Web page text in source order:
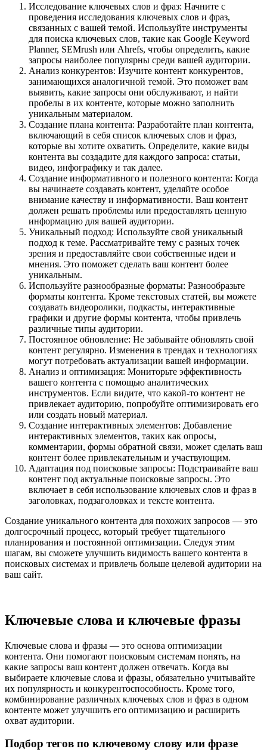
Исследование ключевых слов и фраз: Начните с
проведения исследования ключевых слов и фраз,
связанных с вашей темой. Используйте инструменты
для поиска ключевых слов, такие как Google Keyword
Planner, SEMrush или Ahrefs, чтобы определить, какие
запросы наиболее популярны среди вашей аудитории.
Анализ конкурентов: Изучите контент конкурентов,
занимающихся аналогичной темой. Это поможет вам
выявить, какие запросы они обслуживают, и найти
пробелы в их контенте, которые можно заполнить
уникальным материалом.
Создание плана контента: Разработайте план контента,
включающий в себя список ключевых слов и фраз,
которые вы хотите охватить. Определите, какие виды
контента вы создадите для каждого запроса: статьи,
видео, инфографику и так далее.
Создание информативного и полезного контента: Когда
вы начинаете создавать контент, уделяйте особое
внимание качеству и информативности. Ваш контент
должен решать проблемы или предоставлять ценную
информацию для вашей аудитории.
Уникальный подход: Используйте свой уникальный
подход к теме. Рассматривайте тему с разных точек
зрения и предоставляйте свои собственные идеи и
мнения. Это поможет сделать ваш контент более
уникальным.
Используйте разнообразные форматы: Разнообразьте
форматы контента. Кроме текстовых статей, вы можете
создавать видеоролики, подкасты, интерактивные
графики и другие формы контента, чтобы привлечь
различные типы аудитории.
Постоянное обновление: Не забывайте обновлять свой
контент регулярно. Изменения в трендах и технологиях
могут потребовать актуализации вашей информации.
Анализ и оптимизация: Мониторьте эффективность
вашего контента с помощью аналитических
инструментов. Если видите, что какой-то контент не
привлекает аудиторию, попробуйте оптимизировать его
или создать новый материал.
Создание интерактивных элементов: Добавление
интерактивных элементов, таких как опросы,
комментарии, формы обратной связи, может сделать ваш
контент более привлекательным и участвующим.
Адаптация под поисковые запросы: Подстраивайте ваш
контент под актуальные поисковые запросы. Это
включает в себя использование ключевых слов и фраз в
заголовках, подзаголовках и тексте контента.
Создание уникального контента для похожих запросов — это
долгосрочный процесс, который требует тщательного
планирования и постоянной оптимизации. Следуя этим
шагам, вы сможете улучшить видимость вашего контента в
поисковых системах и привлечь больше целевой аудитории на
ваш сайт.
Ключевые слова и ключевые фразы
Ключевые слова и фразы — это основа оптимизации
контента. Они помогают поисковым системам понять, на
какие запросы ваш контент должен отвечать. Когда вы
выбираете ключевые слова и фразы, обязательно учитывайте
их популярность и конкурентоспособность. Кроме того,
комбинирование различных ключевых слов и фраз в одном
контенте может улучшить его оптимизацию и расширить
охват аудитории.
Подбор тегов по ключевому слову или фразе